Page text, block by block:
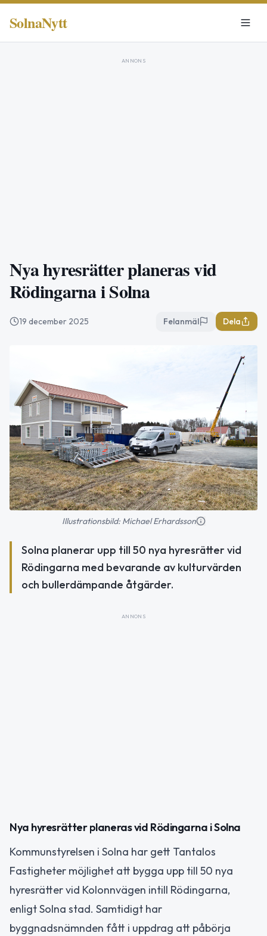
SolnaNytt
ANNONS
Nya hyresrätter planeras vid
Rödingarna i Solna
19 december 2025 Felanmäl Dela
Illustrationsbild: Michael Erhardsson
Solna planerar upp till 50 nya hyresrätter vid
Rödingarna med bevarande av kulturvärden
och bullerdämpande åtgärder.
ANNONS
Nya hyresrätter planeras vid Rödingarna i Solna
Kommunstyrelsen i Solna har gett Tantalos
Fastigheter möjlighet att bygga upp till 50 nya
hyresrätter vid Kolonnvägen intill Rödingarna,
enligt Solna stad. Samtidigt har
byggnadsnämnden fått i uppdrag att påbörja